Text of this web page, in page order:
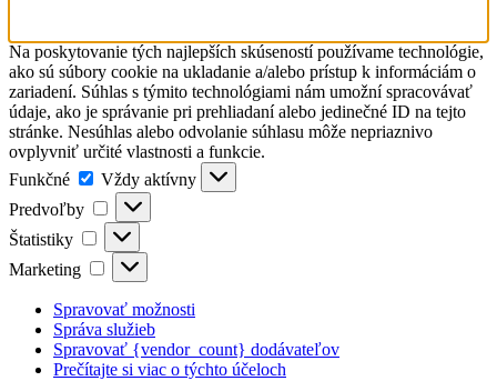
Na poskytovanie tých najlepších skúseností používame technológie,
ako sú súbory cookie na ukladanie a/alebo prístup k informáciám o
zariadení. Súhlas s týmito technológiami nám umožní spracovávať
údaje, ako je správanie pri prehliadaní alebo jedinečné ID na tejto
stránke. Nesúhlas alebo odvolanie súhlasu môže nepriaznivo
ovplyvniť určité vlastnosti a funkcie.
Funkčné
Funkčné
Vždy aktívny
Predvoľby
Predvoľby
Štatistiky Štatistiky
Marketing Marketing
Spravovať možnosti
Správa služieb
Spravovať {vendor_count} dodávateľov
Prečítajte si viac o týchto účeloch